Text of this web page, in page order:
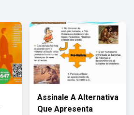
Assinale A Alternativa
Que Apresenta